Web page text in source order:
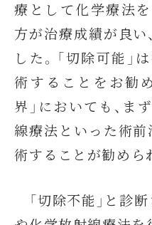
療として化学療法
方が治療成績が良い
した。「切除可能」
術することをお勧
界」においても、ま
線療法といった術前
術することが勧めら
「切除不能」と診